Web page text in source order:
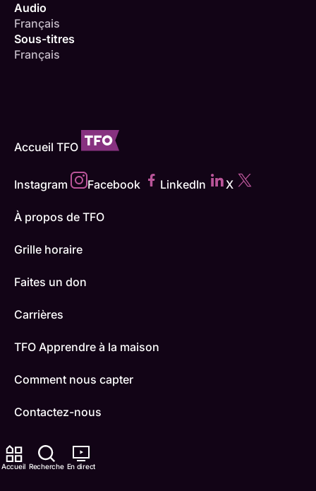
Accueil Recherche En direct
Audio
Français
Sous-titres
Français
Accueil TFO
Instagram Facebook LinkedIn X
À propos de TFO
Grille horaire
Faites un don
Carrières
TFO Apprendre à la maison
Comment nous capter
Contactez-nous
ONFR